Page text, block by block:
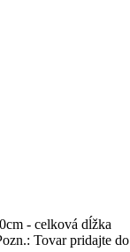
- celková dĺžka
Tovar pridajte do